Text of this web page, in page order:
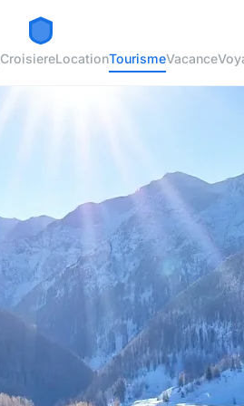
CroisiereLocationTourismeVacance